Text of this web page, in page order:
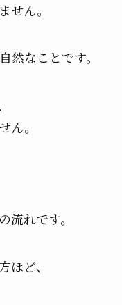
せん。
然なことです。
ん。
れです。
ど、